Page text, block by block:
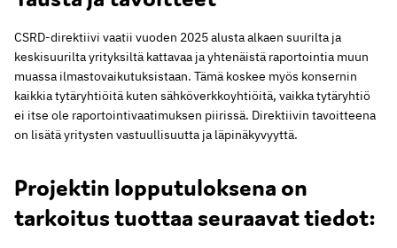
CSRD-direktiivi vaatii vuoden 2025 alusta alkaen suurilta ja
keskisuurilta yrityksiltä kattavaa ja yhtenäistä raportointia muun
muassa ilmastovaikutuksistaan. Tämä koskee myös konsernin
kaikkia tytäryhtiöitä kuten sähköverkkoyhtiöitä, vaikka tytäryhtiö
ei itse ole raportointivaatimuksen piirissä. Direktiivin tavoitteena
on lisätä yritysten vastuullisuutta ja läpinäkyvyyttä.
Projektin lopputuloksena on
tarkoitus tuottaa seuraavat tiedot: